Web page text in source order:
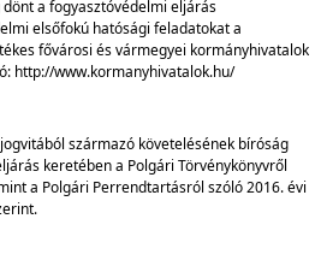
a fogyasztóvédelmi eljárás
elsőfokú hatósági feladatokat a
fővárosi és vármegyei kormányhivatalok
http://www.kormanyhivatalok.hu/
származó követelésének bíróság
keretében a Polgári Törvénykönyvről
a Polgári Perrendtartásról szóló 2016. évi